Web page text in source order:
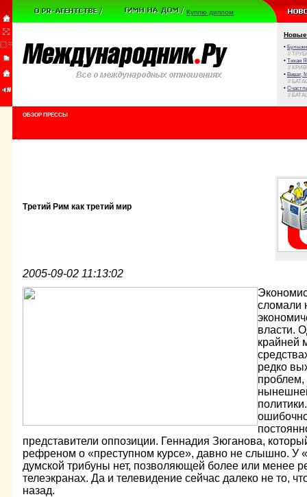
Куплю диплом
Новые
•
//
• Тихая
//
• Виват,
//
•
//
ОБЗОР ПРЕССЫ
Третий Рим как третий мир
2005-09-02 11:13:02
сломали
власти.
крайней
редко
представители оппозиции. Геннадия Зюганова,
рефреном о «преступном курсе», давно не слышно. У
думской трибуны нет, позволяющей более или менее
телеэкранах. Да и телевидение сейчас далеко не то,
назад.